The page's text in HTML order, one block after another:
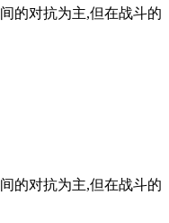
的对抗为主,但在战斗的
的对抗为主,但在战斗的